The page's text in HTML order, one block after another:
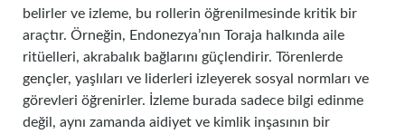
belirler ve izleme, bu rollerin öğrenilmesinde kritik bir
araçtır. Örneğin, Endonezya’nın Toraja halkında aile
ritüelleri, akrabalık bağlarını güçlendirir. Törenlerde
gençler, yaşlıları ve liderleri izleyerek sosyal normları ve
görevleri öğrenirler. İzleme burada sadece bilgi edinme
değil, aynı zamanda aidiyet ve kimlik inşasının bir